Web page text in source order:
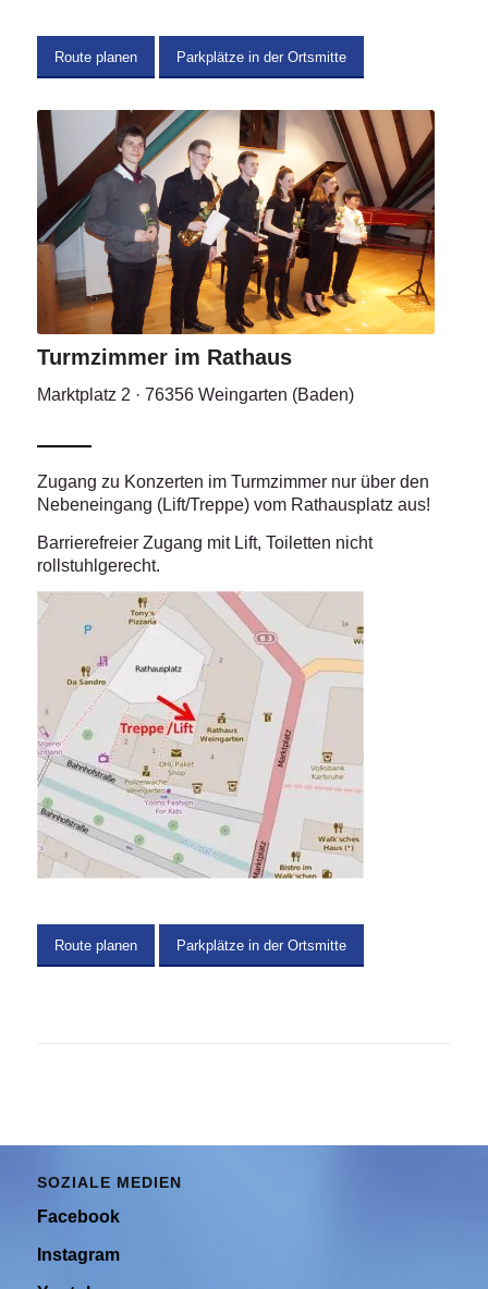
Route planen Parkplätze in der Ortsmitte
Turmzimmer im Rathaus
Marktplatz 2 · 76356 Weingarten (Baden)
Zugang zu Konzerten im Turmzimmer nur über den
Nebeneingang (Lift/Treppe) vom Rathausplatz aus!
Barrierefreier Zugang mit Lift, Toiletten nicht
rollstuhlgerecht.
Route planen Parkplätze in der Ortsmitte
SOZIALE MEDIEN
Facebook
Instagram